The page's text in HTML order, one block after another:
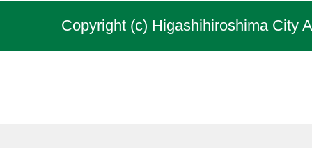
Copyright (c) Higashihiroshima City